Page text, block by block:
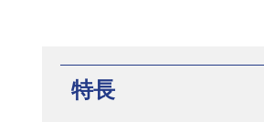
特長